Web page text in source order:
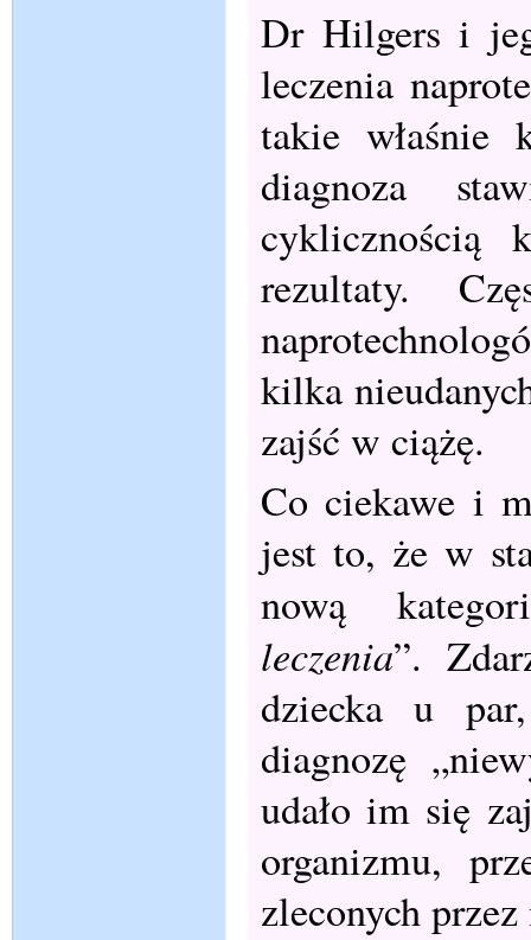
Dr Hilgers i
leczenia
takie właśnie
diagnoza
cyklicznością
rezultaty.
kilka
zajść w ciążę.
Co ciekawe i
jest to, że w
nową
leczenia”.
dziecka u
diagnozę
udało im się
organizmu,
zleconych